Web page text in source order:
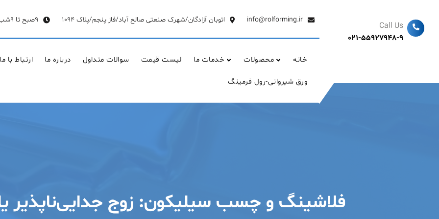
content
info@rolforming.ir اتوبان آزادگان/شهرک صنعتی صالح آباد/فاز پنجم/پلاک 1094 9صبح تا 9شب
خانه محصولات خدمات ما لیست قیمت سوالات متداول درباره ما ارتباط با ما
ورق شیروانی-رول فرمینگ
Call Us
021-55927948-9
فلاشینگ و چسب سیلیکون: زوج جدایی‌ناپذیر